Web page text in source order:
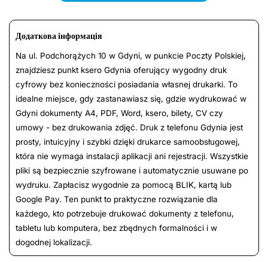
Додаткова інформація
Na ul. Podchorążych 10 w Gdyni, w punkcie Poczty Polskiej,
znajdziesz punkt ksero Gdynia oferujący wygodny druk
cyfrowy bez konieczności posiadania własnej drukarki. To
idealne miejsce, gdy zastanawiasz się, gdzie wydrukować w
Gdyni dokumenty A4, PDF, Word, ksero, bilety, CV czy
umowy - bez drukowania zdjęć. Druk z telefonu Gdynia jest
prosty, intuicyjny i szybki dzięki drukarce samoobsługowej,
która nie wymaga instalacji aplikacji ani rejestracji. Wszystkie
pliki są bezpiecznie szyfrowane i automatycznie usuwane po
wydruku. Zapłacisz wygodnie za pomocą BLIK, kartą lub
Google Pay. Ten punkt to praktyczne rozwiązanie dla
każdego, kto potrzebuje drukować dokumenty z telefonu,
tabletu lub komputera, bez zbędnych formalności i w
dogodnej lokalizacji.